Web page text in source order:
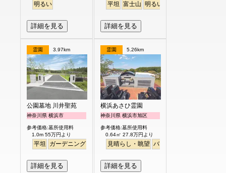
明るい
詳細を見る
平坦 富士山 明るい
詳細を見る
霊園 3.97km
公園墓地 川井聖苑
神奈川県 横浜市
参考価格:墓所使用料
1.0m 55万円より
平坦 ガーデニング 永代供養
詳細を見る
霊園 5.26km
横浜あさひ霊園
神奈川県 横浜市旭区
参考価格:墓所使用料
0.64㎡ 27.8万円より
見晴らし・眺望 バリアフリー
詳細を見る